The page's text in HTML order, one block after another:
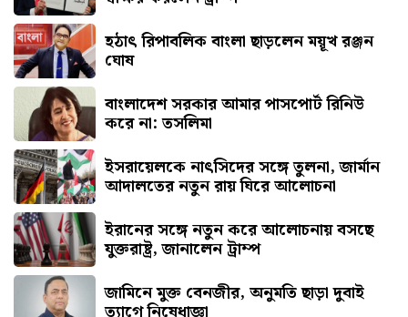
হঠাৎ রিপাবলিক বাংলা ছাড়লেন ময়ূখ রঞ্জন
ঘোষ
বাংলাদেশ সরকার আমার পাসপোর্ট রিনিউ
করে না: তসলিমা
ইসরায়েলকে নাৎসিদের সঙ্গে তুলনা, জার্মান
আদালতের নতুন রায় ঘিরে আলোচনা
ইরানের সঙ্গে নতুন করে আলোচনায় বসছে
যুক্তরাষ্ট্র, জানালেন ট্রাম্প
জামিনে মুক্ত বেনজীর, অনুমতি ছাড়া দুবাই
ত্যাগে নিষেধাজ্ঞা